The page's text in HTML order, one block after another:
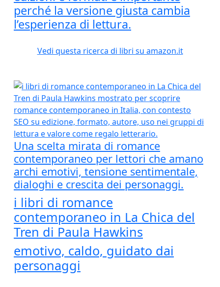
perché la versione giusta cambia
l’esperienza di lettura.
Vedi questa ricerca di libri su amazon.it
Una scelta mirata di romance
contemporaneo per lettori che amano
archi emotivi, tensione sentimentale,
dialoghi e crescita dei personaggi.
i libri di romance
contemporaneo in La Chica del
Tren di Paula Hawkins
emotivo, caldo, guidato dai
personaggi